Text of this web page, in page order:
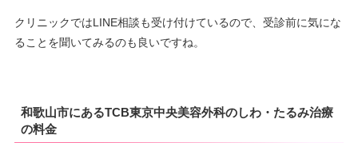
クリニックではLINE相談も受け付けているので、受診前に気にな
ることを聞いてみるのも良いですね。
和歌山市にあるTCB東京中央美容外科のしわ・たるみ治療
の料金